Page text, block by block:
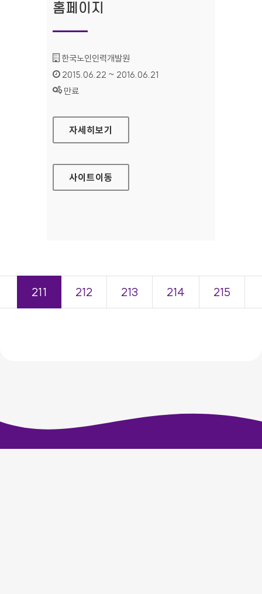
홈페이지
기관명 :
한국노인인력개발원
인증기간 :
2015.06.22 ~ 2016.06.21
상태 :
만료
100세누리 시니어사회활동포탈 홈페이지
자세히보기
사이트이동
211 212 213 214 215